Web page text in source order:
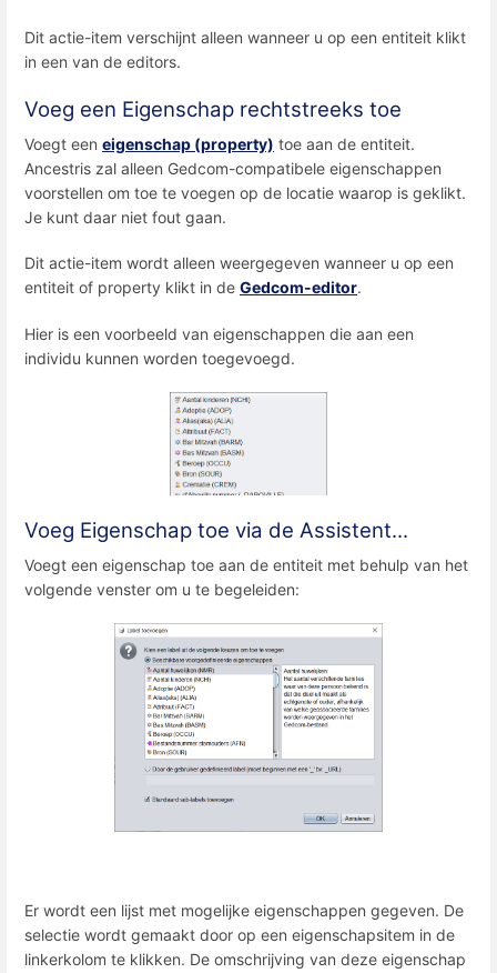
Dit actie-item verschijnt alleen wanneer u op een entiteit klikt
in een van de editors.
Voeg een Eigenschap rechtstreeks toe
Voegt een eigenschap (property) toe aan de entiteit.
Ancestris zal alleen Gedcom-compatibele eigenschappen
voorstellen om toe te voegen op de locatie waarop is geklikt.
Je kunt daar niet fout gaan.
Dit actie-item wordt alleen weergegeven wanneer u op een
entiteit of property klikt in de Gedcom-editor.
Hier is een voorbeeld van eigenschappen die aan een
individu kunnen worden toegevoegd.
Voeg Eigenschap toe via de Assistent...
Voegt een eigenschap toe aan de entiteit met behulp van het
volgende venster om u te begeleiden:
Er wordt een lijst met mogelijke eigenschappen gegeven. De
selectie wordt gemaakt door op een eigenschapsitem in de
linkerkolom te klikken. De omschrijving van deze eigenschap